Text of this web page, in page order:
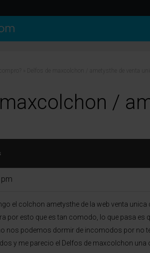
/
el colchon ametysthe de la web venta
por esto que es tan comodo, lo que pasa es
nos podemos dormir de incomodos por no
y me parecio el Delfos de maxcolchon